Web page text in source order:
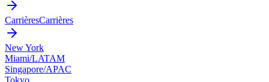
CarrièresCarrières
New York
Miami/LATAM
Singapore/APAC
Tokyo